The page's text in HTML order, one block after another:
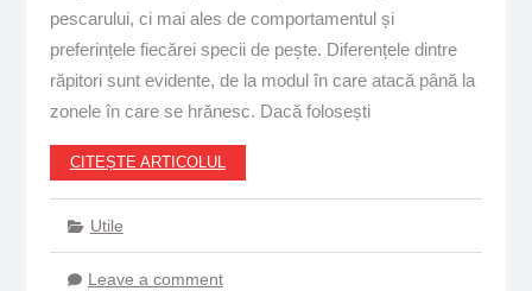
pescarului, ci mai ales de comportamentul și
preferințele fiecărei specii de pește. Diferențele dintre
răpitori sunt evidente, de la modul în care atacă până la
zonele în care se hrănesc. Dacă folosești
CITEȘTE ARTICOLUL
Utile
Leave a comment